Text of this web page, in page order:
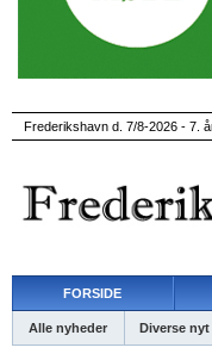
Frederikshavn d. 7/8-2026 - 7.
FORSIDE
Alle nyheder Diverse nyt